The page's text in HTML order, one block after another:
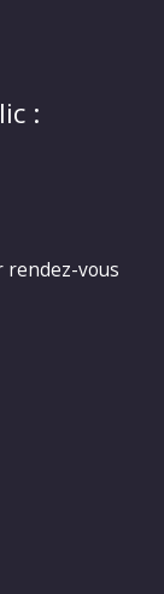
:
rendez-vous